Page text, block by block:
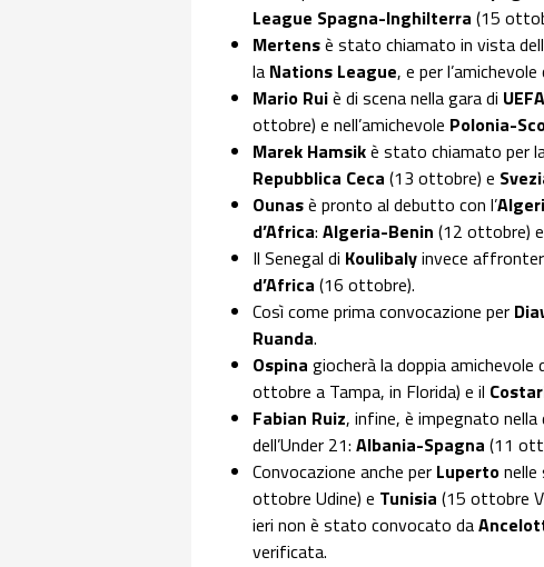
League Spagna-Inghilterra (15
Mertensè stato chiamato in vista
la Nations League, e per l’amichevole
Mario Ruiè di scena nella gara di
ottobre) e nell’amichevole Polonia-
Marek Hamsikè stato chiamato per
Repubblica Ceca (13 ottobre) e
Ounasè pronto al debutto con l’
d’Africa: Algeria-Benin (12 ottobre) e
Il Senegal di Koulibalyinvece
d’Africa (16 ottobre).
Così come prima convocazione per
Ruanda.
Ospina giocherà la doppia amichevole
ottobre a Tampa, in Florida) e il
Fabian Ruiz, infine, è impegnato
dell’Under 21: Albania-Spagna (11
Convocazione anche per Lupertonelle
ottobre Udine) e Tunisia (15 ottobre
ieri non è stato convocato da
verificata.